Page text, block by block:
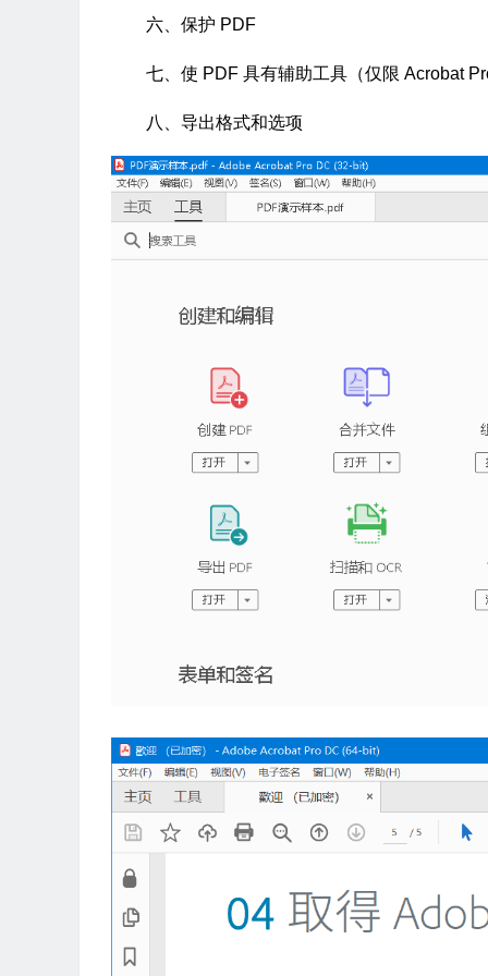
六、保护 PDF
七、使 PDF 具有辅助工具（仅限 Acrobat
八、导出格式和选项